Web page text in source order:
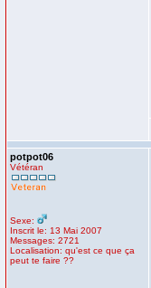
potpot06
Vétéran
Sexe:
Inscrit le: 13 Mai 2007
Messages: 2721
Localisation: qu'est ce que ça
peut te faire ??